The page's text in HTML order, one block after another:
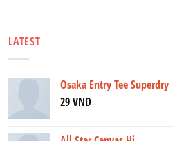
LATEST
Osaka Entry Tee Superdry
29VND